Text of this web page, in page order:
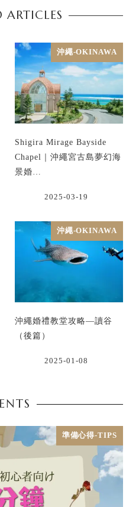
ARTICLES
沖繩-OKINAWA
Shigira Mirage Bayside
Chapel｜沖繩宮古島夢幻海
景婚…
2025-03-19
沖繩-OKINAWA
沖繩婚禮教堂攻略—讀谷
（後篇）
2025-01-08
準備心得-TIPS